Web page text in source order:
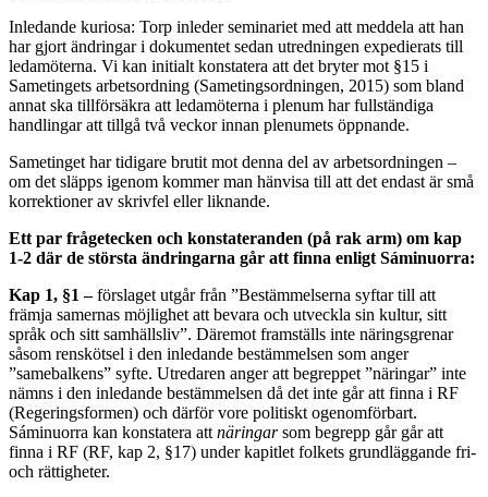
Inledande kuriosa: Torp inleder seminariet med att meddela att han
har gjort ändringar i dokumentet sedan utredningen expedierats till
ledamöterna. Vi kan initialt konstatera att det bryter mot §15 i
Sametingets arbetsordning (Sametingsordningen, 2015) som bland
annat ska tillförsäkra att ledamöterna i plenum har fullständiga
handlingar att tillgå två veckor innan plenumets öppnande.
Sametinget har tidigare brutit mot denna del av arbetsordningen –
om det släpps igenom kommer man hänvisa till att det endast är små
korrektioner av skrivfel eller liknande.
Ett par frågetecken och konstateranden (på rak arm) om kap
1-2 där de största ändringarna går att finna enligt Sáminuorra:
Kap 1, §1 –förslaget utgår från ”Bestämmelserna syftar till att
främja samernas möjlighet att bevara och utveckla sin kultur, sitt
språk och sitt samhällsliv”. Däremot framställs inte näringsgrenar
såsom renskötsel i den inledande bestämmelsen som anger
”samebalkens” syfte. Utredaren anger att begreppet ”näringar” inte
nämns i den inledande bestämmelsen då det inte går att finna i RF
(Regeringsformen) och därför vore politiskt ogenomförbart.
Sáminuorra kan konstatera att näringarsom begrepp går går att
finna i RF (RF, kap 2, §17) under kapitlet folkets grundläggande fri-
och rättigheter.